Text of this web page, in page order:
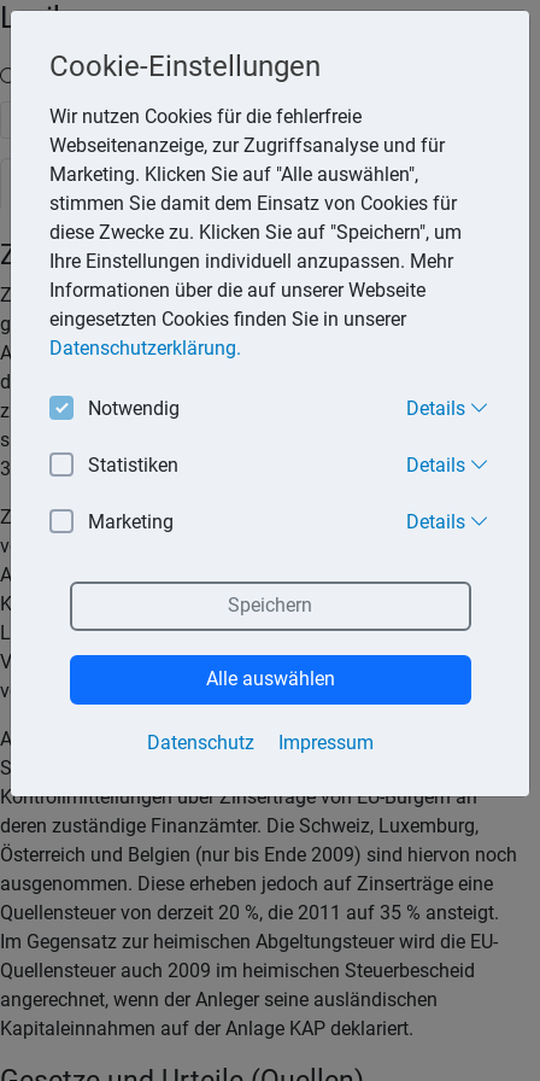
Lexika
Volltext-Suche in den Lexika
Suchen
Steuerlexikon
Zinsen
Zinsen auf Spareinlagen sind wiederkehrende Einnahmen, die
gewöhnlich mit dem Ende eines Jahres (31.12.) fällig werden.
Auch wenn sie erst im Folgejahr gutgeschrieben werden, sind
diese Einnahmen noch dem vorangegangenen Jahr
zuzurechnen. Sind dagegen die Zinsen am 2.1.. fällig, gelten
sie im Folgejahr als zugeflossen, auch wenn sie schon am
31.12. gezahlt worden sind.
Zinsen unterlagen bis zum 31.12.2008 dem Zinsabschlag
von 30 % und beim Zufluss ab dem 1.1.2009 der
Abgeltungsteuer mit 25 %. Banken sind verpflichtet, diese
Kapitalertragsteuer direkt an das Finanzamt abzuführen.
Liegt der Bank ein Freistellungsauftrag oder eine Nicht-
Veranlagungs-Bescheinigung vor, erfolgt keine Abführung
von Zinsabschlag oder ab 2009 Abgeltungsteuer.
Am 01.07.2005 trat die EU-Zinsrichtlinie in Kraft. 24 EU-
Staaten senden nunmehr jährlich grenzüberschreitend
Kontrollmitteilungen über Zinserträge von EU-Bürgern an
deren zuständige Finanzämter. Die Schweiz, Luxemburg,
Österreich und Belgien (nur bis Ende 2009) sind hiervon noch
ausgenommen. Diese erheben jedoch auf Zinserträge eine
Quellensteuer von derzeit 20 %, die 2011 auf 35 % ansteigt.
Im Gegensatz zur heimischen Abgeltungsteuer wird die EU-
Quellensteuer auch 2009 im heimischen Steuerbescheid
angerechnet, wenn der Anleger seine ausländischen
Kapitaleinnahmen auf der Anlage KAP deklariert.
Cookie-Einstellungen
Wir nutzen Cookies für die fehlerfreie
Webseitenanzeige, zur Zugriffsanalyse und für
Marketing. Klicken Sie auf "Alle auswählen",
stimmen Sie damit dem Einsatz von Cookies für
diese Zwecke zu. Klicken Sie auf "Speichern", um
Ihre Einstellungen individuell anzupassen. Mehr
Informationen über die auf unserer Webseite
eingesetzten Cookies finden Sie in unserer
Datenschutzerklärung.
Notwendig Details
Statistiken Details
Marketing Details
Datenschutz Impressum
Speichern
Alle auswählen